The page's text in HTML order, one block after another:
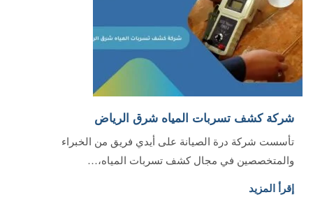
شركة كشف تسربات المياه شرق الرياض
تأسست شركة درة الصيانة على أيدي فريق من الخبراء
والمتخصصين في مجال كشف تسربات المياه،…
إقرأ المزيد